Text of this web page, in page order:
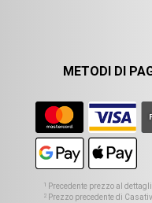
METODI DI
1 Precedente prezzo al
2 Prezzo precedente di